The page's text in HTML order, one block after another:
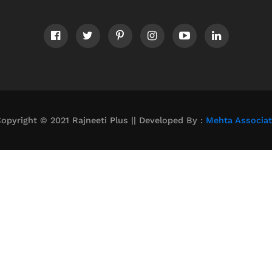
© 2021 Rajneeti Plus || Developed By : Mehta